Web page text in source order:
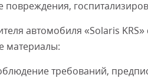
автомобиля «Solaris
материалы:
требований,